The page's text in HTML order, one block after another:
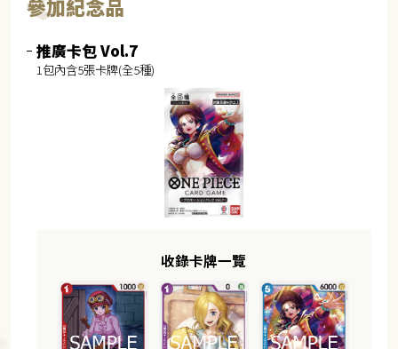
參加紀念品
推廣卡包 Vol.7
1包內含5張卡牌(全5種)
收錄卡牌一覽